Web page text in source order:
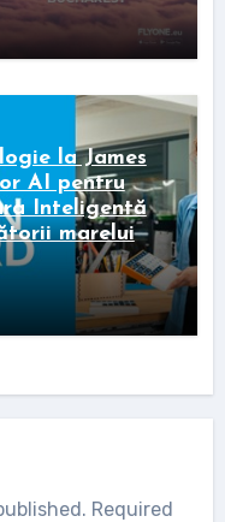
la James
AI pentru
Inteligentă
marelui
Required